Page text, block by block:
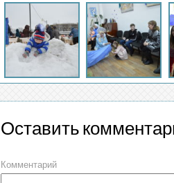
Оставить
Комментарий